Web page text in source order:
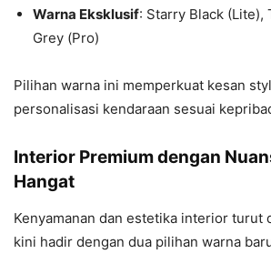
Warna Eksklusif: Starry Black (Lite),
Grey (Pro)
Pilihan warna ini memperkuat kesan
personalisasi kendaraan sesuai
Interior Premium dengan
Hangat
Kenyamanan dan estetika interior turut
kini hadir dengan dua pilihan warna